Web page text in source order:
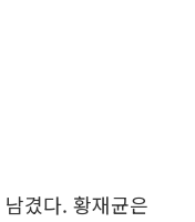
겼다. 황재균은